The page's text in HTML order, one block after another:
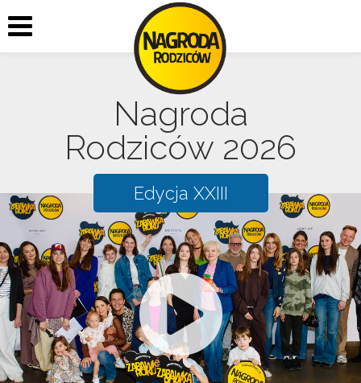
Nagroda
Rodziców 2026
Edycja XXIII